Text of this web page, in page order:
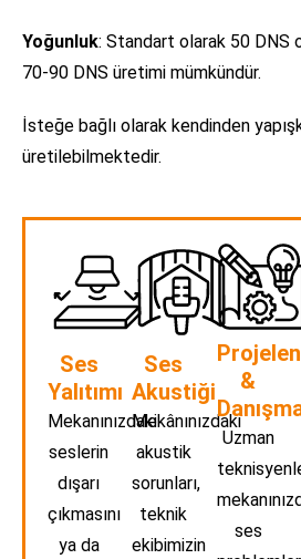
Yoğunluk: Standart olarak 50 DNS
70-90 DNS üretimi mümkündür.
İsteğe bağlı olarak kendinden
üretilebilmektedir.
Ses
Yalıtımı
Mekanınızdaki
seslerin
dışarı
çıkmasını
ya da
Ses
Akustiği
Mekânınızdaki
akustik
sorunları,
teknik
ekibimizin
&
Uzman
ses